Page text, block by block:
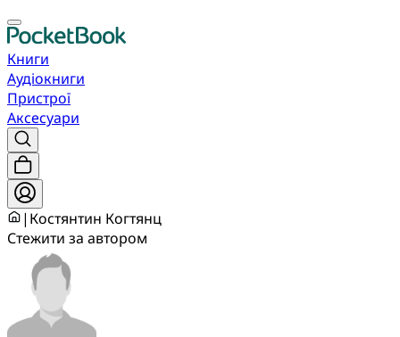
Книги
Аудіокниги
Пристрої
Аксесуари
| Костянтин Когтянц
Стежити за автором